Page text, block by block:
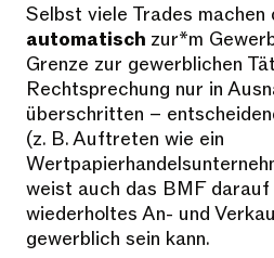
Selbst viele Trades machen
automatisch zur*m
Grenze zur gewerblichen
Rechtsprechung nur in
überschritten –
(z. B. Auftreten wie ein
weist auch das BMF darauf
wiederholtes An- und
gewerblich sein kann.